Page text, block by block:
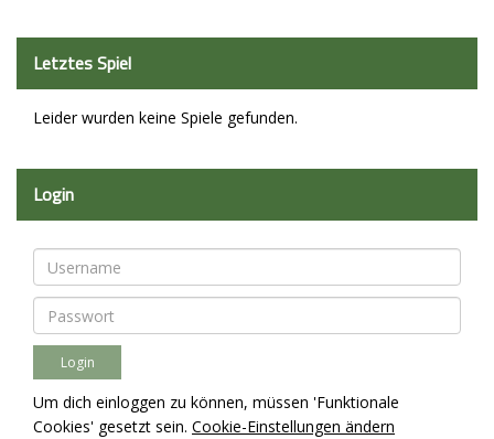
Letztes Spiel
Leider wurden keine Spiele gefunden.
Login
Um dich einloggen zu können, müssen 'Funktionale
Cookies' gesetzt sein. Cookie-Einstellungen ändern